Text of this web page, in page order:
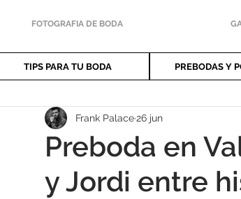
FOTOGRAFIA DE BODA
TIPS PARA TU BODA PREBODAS Y
Preboda en
y Jordi entre
Frank Palace26 jun